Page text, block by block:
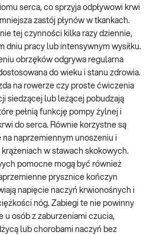
serca, co sprzyja odpływowi krwi
zastój płynów w tkankach.
tej czynności kilka razy dziennie,
dniu pracy lub intensywnym wysiłku.
obrzęków odgrywa regularna
do wieku i stanu zdrowia.
na rowerze czy proste ćwiczenia
siedzącej lub leżącej pobudzają
pełnią funkcję pompy żylnej i
do serca. Równie korzystne są
naprzemiennym unoszeniu i
w stawach skokowych.
pomocne mogą być również
prysznice kończyn
napięcie naczyń krwionośnych i
nóg. Zabiegi te nie powinny
u osób z zaburzeniami czucia,
lub chorobami naczyń bez